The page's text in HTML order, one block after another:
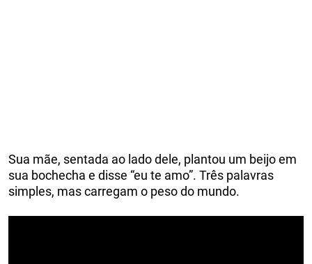
Sua mãe, sentada ao lado dele, plantou um beijo em
sua bochecha e disse “eu te amo”. Três palavras
simples, mas carregam o peso do mundo.